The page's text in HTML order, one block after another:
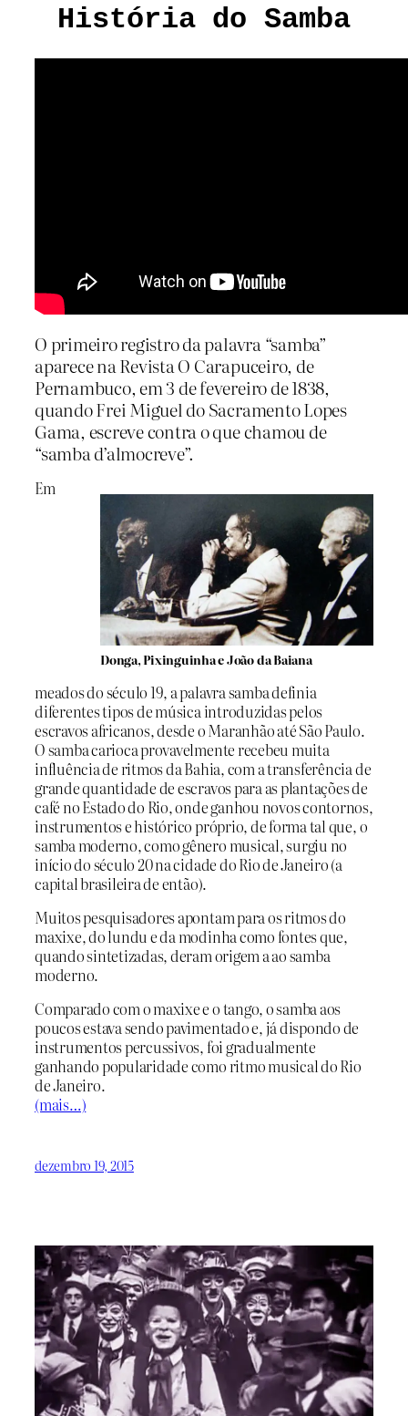
História do Samba
O primeiro registro da palavra “samba”
aparece na Revista O Carapuceiro, de
Pernambuco, em 3 de fevereiro de 1838,
quando Frei Miguel do Sacramento Lopes
Gama, escreve contra o que chamou de
“samba d’almocreve”.
Donga, Pixinguinha e João da Baiana
Em
meados do século 19, a palavra samba definia
diferentes tipos de música introduzidas pelos
escravos africanos, desde o Maranhão até São Paulo.
O samba carioca provavelmente recebeu muita
influência de ritmos da Bahia, com a transferência de
grande quantidade de escravos para as plantações de
café no Estado do Rio, onde ganhou novos contornos,
instrumentos e histórico próprio, de forma tal que, o
samba moderno, como gênero musical, surgiu no
início do século 20 na cidade do Rio de Janeiro (a
capital brasileira de então).
Muitos pesquisadores apontam para os ritmos do
maxixe, do lundu e da modinha como fontes que,
quando sintetizadas, deram origem a ao samba
moderno.
Comparado com o maxixe e o tango, o samba aos
poucos estava sendo pavimentado e, já dispondo de
instrumentos percussivos, foi gradualmente
ganhando popularidade como ritmo musical do Rio
de Janeiro.
(mais…)
dezembro 19, 2015